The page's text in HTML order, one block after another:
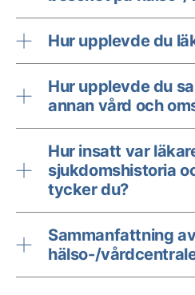
Hur upplevde du
Hur upplevde du
annan vård och
Hur insatt var
sjukdomshistoria
tycker du?
Sammanfattning
hälso-/